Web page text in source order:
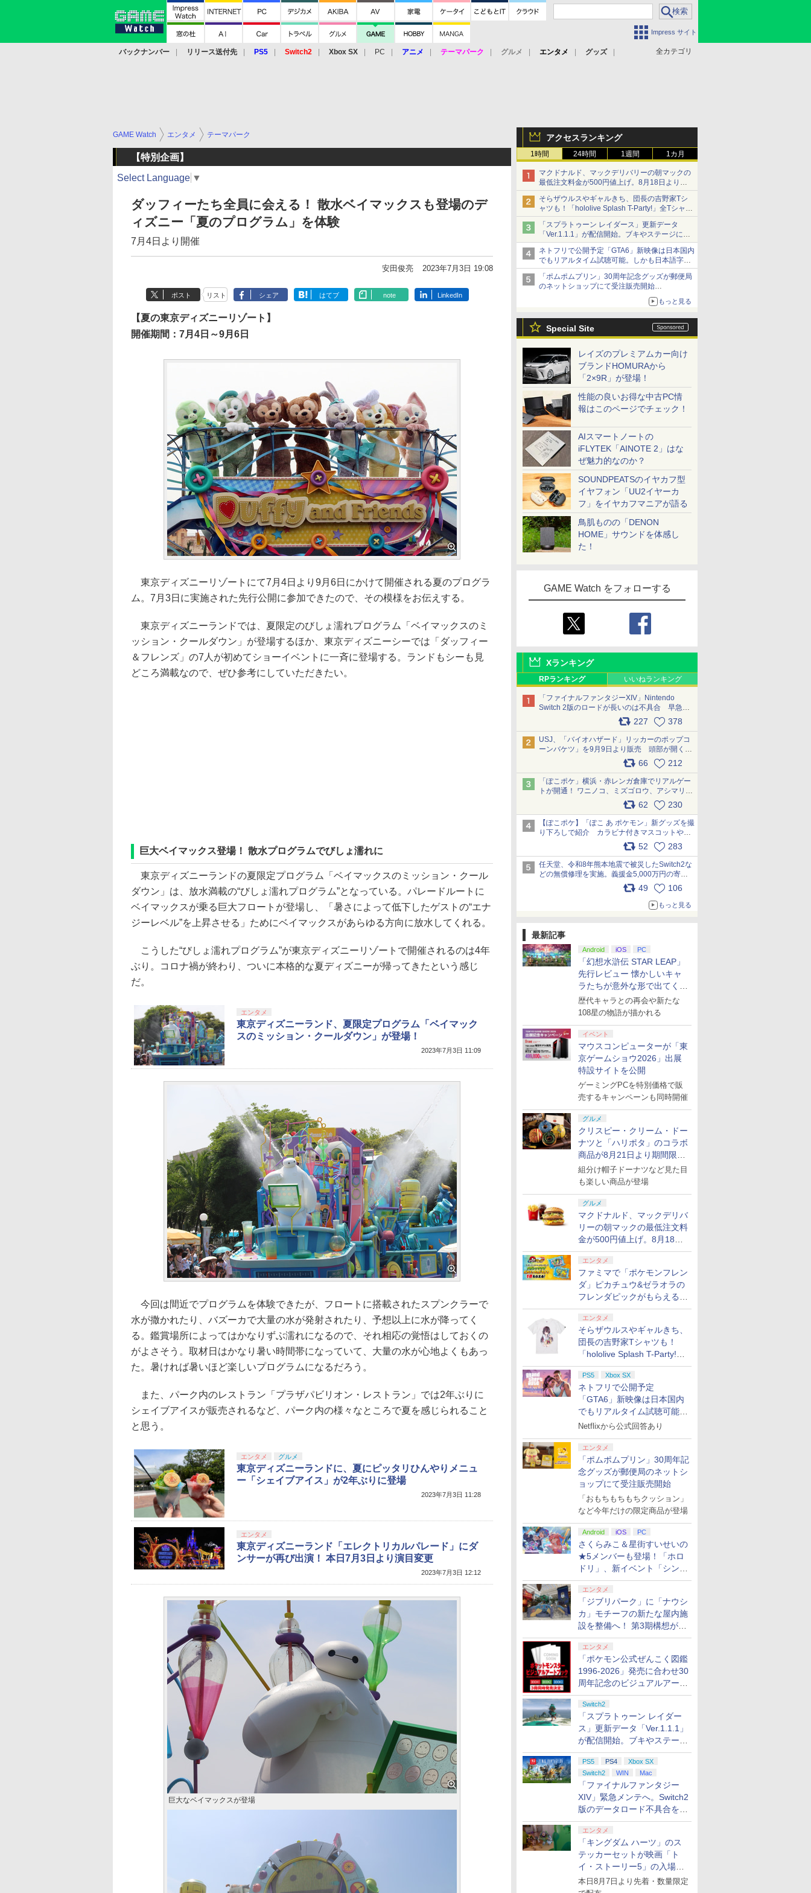
Impress サイト
全カテゴリ
バックナンバー リリース送付先 PS5 Switch2 Xbox SX PC アニメ テーマパーク グルメ エンタメ
グッズ
アクセスランキング
1時間 24時間 1週間 1カ月
マクドナルド、マックデリバリーの朝マックの
最低注文料金が500円値上げ。8月18日より
1,500円から受付
そらザウルスやギャルきち、団長の吉野家Tシ
ャツも！「hololive Splash T-Party!」全Tシャツ
ラインナップ公開＆オンライン販売開始
「スプラトゥーン レイダース」更新データ
「Ver.1.1.1」が配信開始。ブキやステージに関
する不具合を修正
ネトフリで公開予定「GTA6」新映像は日本国内
でもリアルタイム試聴可能。しかも日本語字幕
付き
Netflixから公式回答あり
「ポムポムプリン」30周年記念グッズが郵便局
のネットショップにて受注販売開始
「おもちもちもちクッション」など今年だけの
もっと見る
Special Site
レイズのプレミアムカー向け
ブランドHOMURAから
「2×9R」が登場！
性能の良いお得な中古PC情
報はこのページでチェック！
AIスマートノートの
iFLYTEK「AINOTE 2」はな
ぜ魅力的なのか？
SOUNDPEATSのイヤカフ型
イヤフォン「UU2イヤーカ
フ」をイヤカフマニアが語る
鳥肌ものの「DENON
HOME」サウンドを体感し
た！
GAME Watch をフォローする
Xランキング
RPランキング いいねランキング
「ファイナルファンタジーXIV」Nintendo
Switch 2版のロードが長いのは不具合 早急に
アップデートできるよう対応中227 378
USJ、「バイオハザード」リッカーのポップコ
ーンバケツ」を9月9日より販売 頭部が開く仕
組み。味は恐怖を堪のう「味噌フレーバー」
66 212
「ぽこポケ」横浜・赤レンガ倉庫でリアルゲー
トが開通！ ワニノコ、ミズゴロウ、アシマリ登
場シーンをレポート pic.x.com/LDgEByVl6D
62 230
【ぽこポケ】「ぽこ あ ポケモン」新グッズを撮
り下ろしで紹介 カラビナ付きマスコットやス
52 283
任天堂、令和8年熊本地震で被災したSwitch2な
どの無償修理を実施。義援金5,000万円の寄付
も発表 pic.x.com/BAYsMfUfUC
49 106
もっと見る
最新記事
Android iOS PC
「幻想水滸伝 STAR LEAP」
先行レビュー 懐かしいキャ
ラたちが意外な形で出てくる
シリーズ完全新作！
歴代キャラとの再会や新たな
108星の物語が描かれる
イベント
マウスコンピューターが「東
京ゲームショウ2026」出展
特設サイトを公開
ゲーミングPCを特別価格で販
売するキャンペーンも同時開催
グルメ
クリスピー・クリーム・ドー
ナツと「ハリポタ」のコラボ
商品が8月21日より期間限定
で発売
組分け帽子ドーナツなど見た目
も楽しい商品が登場
グルメ
マクドナルド、マックデリバ
リーの朝マックの最低注文料
金が500円値上げ。8月18日
より1,500円から受付
エンタメ
ファミマで「ポケモンフレン
ダ」ピカチュウ&ゼラオラの
フレンダピックがもらえるキ
ャンペーン開催！
エンタメ
そらザウルスやギャルきち、
団長の吉野家Tシャツも！
「hololive Splash T-Party!」
全Tシャツラインナップ公開
＆オンライン販売開始
PS5 Xbox SX
ネトフリで公開予定
「GTA6」新映像は日本国内
でもリアルタイム試聴可能。
しかも日本語字幕付き
Netflixから公式回答あり
エンタメ
「ポムポムプリン」30周年記
念グッズが郵便局のネットシ
ョップにて受注販売開始
「おもちもちもちクッション」
など今年だけの限定商品が登場
Android iOS PC
さくらみこ＆星街すいせいの
★5メンバーも登場！「ホロ
ドリ」、新イベント「シンク
ロする夏のスパークル」がス
タート
エンタメ
「ジブリパーク」に「ナウシ
カ」モチーフの新たな屋内施
設を整備へ！ 第3期構想が公
開
エンタメ
「ポケモン公式ぜんこく図鑑
1996-2026」発売に合わせ30
周年記念のビジュアルアート
ブック3冊同時発売が決定
Switch2
「スプラトゥーン レイダー
ス」更新データ「Ver.1.1.1」
が配信開始。ブキやステージ
に関する不具合を修正
PS5 PS4
Xbox SX
Switch2
WIN Mac
「ファイナルファンタジー
XIV」緊急メンテへ。Switch2
版のデータロード不具合を最
適化
エンタメ
「キングダム ハーツ」のス
テッカーセットが映画「ト
イ・ストーリー5」の入場特
典として配布決定！
本日8月7日より先着・数量限定
GAME Watch エンタメ テーマパーク
【特別企画】
Select Language ▼
ダッフィーたち全員に会える！ 散水ベイマックスも登場のデ
ィズニー「夏のプログラム」を体験
7月4日より開催
安田俊亮 2023年7月3日 19:08
ポスト リスト シェア はてブ note LinkedIn
【夏の東京ディズニーリゾート】
開催期間：7月4日～9月6日
東京ディズニーリゾートにて7月4日より9月6日にかけて開催される夏のプログラ
ム。7月3日に実施された先行公開に参加できたので、その模様をお伝えする。
東京ディズニーランドでは、夏限定のびしょ濡れプログラム「ベイマックスのミ
ッション・クールダウン」が登場するほか、東京ディズニーシーでは「ダッフィー
＆フレンズ」の7人が初めてショーイベントに一斉に登場する。ランドもシーも見
どころ満載なので、ぜひ参考にしていただきたい。
巨大ベイマックス登場！ 散水プログラムでびしょ濡れに
東京ディズニーランドの夏限定プログラム「ベイマックスのミッション・クール
ダウン」は、放水満載の“びしょ濡れプログラム”となっている。パレードルートに
ベイマックスが乗る巨大フロートが登場し、「暑さによって低下したゲストの“エナ
ジーレベル”を上昇させる」ためにベイマックスがあらゆる方向に放水してくれる。
こうした“びしょ濡れプログラム”が東京ディズニーリゾートで開催されるのは4年
ぶり。コロナ禍が終わり、ついに本格的な夏ディズニーが帰ってきたという感じ
だ。
エンタメ
東京ディズニーランド、夏限定プログラム「ベイマック
スのミッション・クールダウン」が登場！
2023年7月3日 11:09
今回は間近でプログラムを体験できたが、フロートに搭載されたスプンクラーで
水が撒かれたり、バズーカで大量の水が発射されたり、予想以上に水が降ってく
る。鑑賞場所によってはかなりずぶ濡れになるので、それ相応の覚悟はしておくの
がよさそう。取材日はかなり暑い時間帯になっていて、大量の水が心地よくもあっ
た。暑ければ暑いほど楽しいプログラムになるだろう。
また、パーク内のレストラン「プラザパビリオン・レストラン」では2年ぶりに
シェイブアイスが販売されるなど、パーク内の様々なところで夏を感じられること
と思う。
エンタメ グルメ
東京ディズニーランドに、夏にピッタリひんやりメニュ
ー「シェイブアイス」が2年ぶりに登場
2023年7月3日 11:28
エンタメ
東京ディズニーランド「エレクトリカルパレード」にダ
ンサーが再び出演！ 本日7月3日より演目変更
2023年7月3日 12:12
巨大なベイマックスが登場